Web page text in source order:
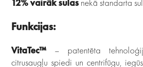
12% vairāk sulas nekā standarta
Funkcijas:
VitaTec™– patentēta
citrusaugļu spiedi un centrifūgu,